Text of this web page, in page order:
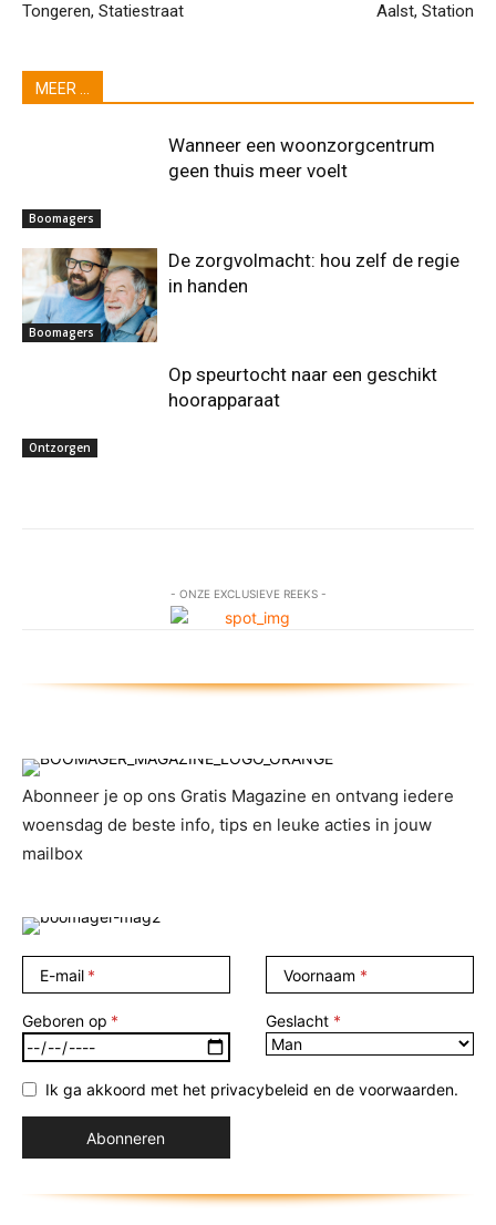
Tongeren, Statiestraat Aalst, Station
MEER ...
Boomagers
Wanneer een woonzorgcentrum
geen thuis meer voelt
Boomagers
De zorgvolmacht: hou zelf de regie
in handen
Ontzorgen
Op speurtocht naar een geschikt
hoorapparaat
- ONZE EXCLUSIEVE REEKS -
Abonneer je op ons Gratis Magazine en ontvang iedere
woensdag de beste info, tips en leuke acties in jouw
mailbox
E-mail Voornaam
Geboren op Geslacht
Ik ga akkoord met het privacybeleid en de voorwaarden.